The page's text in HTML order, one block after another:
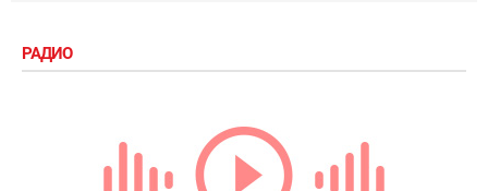
РАДИО